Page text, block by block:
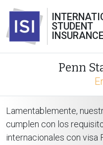
STUDENT
INSURANCE
Penn
Lamentablemente,
cumplen con los
internacionales con visa